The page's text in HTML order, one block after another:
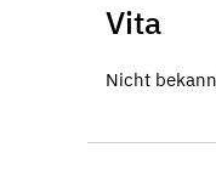
Vita
Nicht